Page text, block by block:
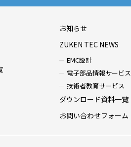
お知らせ
ZUKEN TEC NEWS
EMC設計
電子部品情報サービス
技術者教育サービス
ダウンロード資料一覧
お問い合わせフォーム